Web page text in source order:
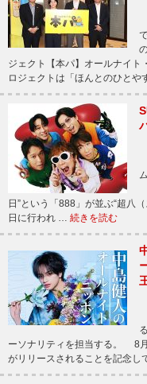
ジェクト【本パ】オールナイ
ロジェクトは「ほんとのひとや
日”という「888」が並ぶ“超八
日に行われ … 続きを読む
ーソナリティを担当する。 8
がリリースされることを記念し